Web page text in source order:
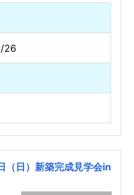
26
（日）新築完成見学会in